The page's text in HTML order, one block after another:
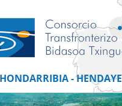
- HENDAYE